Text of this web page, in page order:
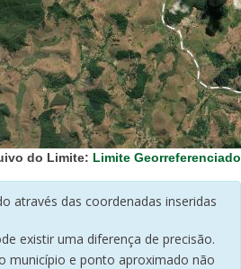
do Limite: Limite Georreferenciado
através das coordenadas inseridas
existir uma diferença de precisão.
município e ponto aproximado não